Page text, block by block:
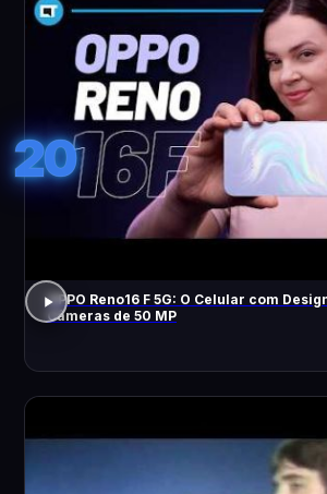
20
OPPO Reno16 F 5G: O Celular com
Câmeras de 50 MP